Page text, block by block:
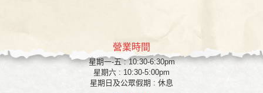
營業時間
星期一-五 : 10:30-6:30pm
星期六 : 10:30-5:00pm
星期日及公眾假期 : 休息